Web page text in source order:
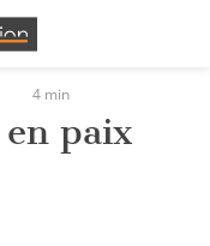
4 min
paix